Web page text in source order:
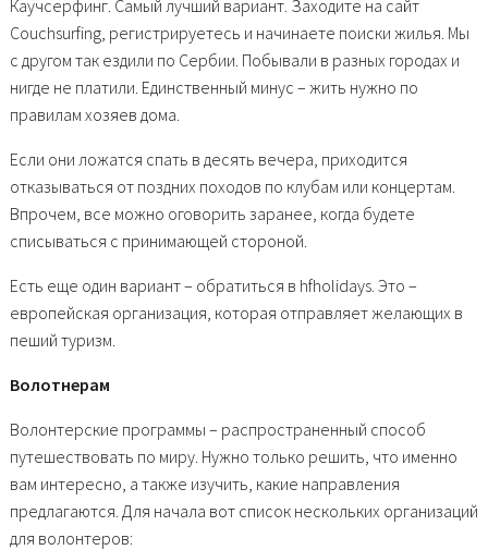
Каучсерфинг. Самый лучший вариант. Заходите на сайт
Сouchsurfing, регистрируетесь и начинаете поиски жилья. Мы
с другом так ездили по Сербии. Побывали в разных городах и
нигде не платили. Единственный минус – жить нужно по
правилам хозяев дома.
Если они ложатся спать в десять вечера, приходится
отказываться от поздних походов по клубам или концертам.
Впрочем, все можно оговорить заранее, когда будете
списываться с принимающей стороной.
Есть еще один вариант – обратиться в hfholidays. Это –
европейская организация, которая отправляет желающих в
пеший туризм.
Волотнерам
Волонтерские программы – распространенный способ
путешествовать по миру. Нужно только решить, что именно
вам интересно, а также изучить, какие направления
предлагаются. Для начала вот список нескольких организаций
для волонтеров: